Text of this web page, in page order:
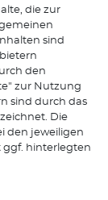
die zur
sind
den
zur Nutzung
sind durch das
Die
den jeweiligen
ggf. hinterlegten